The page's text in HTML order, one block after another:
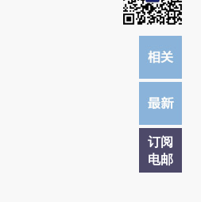
订阅
电邮